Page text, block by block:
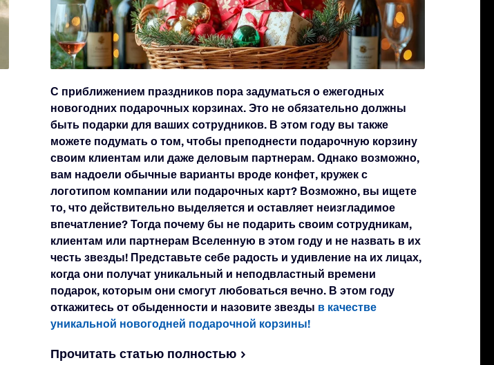
С приближением праздников пора задуматься о ежегодных
новогодних подарочных корзинах. Это не обязательно должны
быть подарки для ваших сотрудников. В этом году вы также
можете подумать о том, чтобы преподнести подарочную корзину
своим клиентам или даже деловым партнерам. Однако возможно,
вам надоели обычные варианты вроде конфет, кружек с
логотипом компании или подарочных карт? Возможно, вы ищете
то, что действительно выделяется и оставляет неизгладимое
впечатление? Тогда почему бы не подарить своим сотрудникам,
клиентам или партнерам Вселенную в этом году и не назвать в их
честь звезды! Представьте себе радость и удивление на их лицах,
когда они получат уникальный и неподвластный времени
подарок, которым они смогут любоваться вечно. В этом году
откажитесь от обыденности и назовите звезды в качестве
уникальной новогодней подарочной корзины!
Прочитать статью полностью